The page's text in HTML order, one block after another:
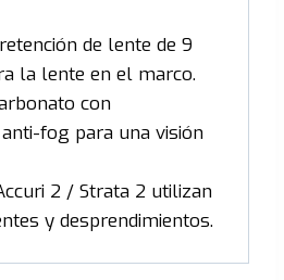
de lente de 9
la lente en el marco.
con
fog para una visión
2 / Strata 2 utilizan
y desprendimientos.